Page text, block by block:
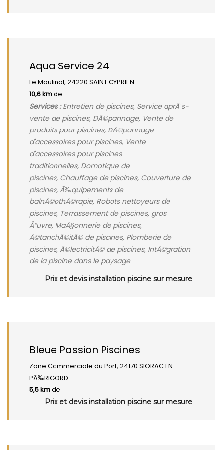
Aqua Service 24
Le Moulinal, 24220 SAINT CYPRIEN
10,6 kmde
Services :Entretien de piscines, Service aprÃ¨s-
vente de piscines, DÃ©pannage, Vente de
produits pour piscines, DÃ©pannage
d'accessoires pour piscines, Vente
d'accessoires pour piscines
traditionnelles, Domotique de
piscines, Chauffage de piscines, Couverture de
piscines, Ã‰quipements de
balnÃ©othÃ©rapie, Robots nettoyeurs de
piscines, Terrassement de piscines, gros
Å“uvre, MaÃ§onnerie de piscines,
Ã©tanchÃ©itÃ© de piscines, Plomberie de
piscines, Ã©lectricitÃ© de piscines, IntÃ©gration
de la piscine dans le paysage
Prix et devis installation piscine sur mesure
Bleue Passion Piscines
Zone Commerciale du Port, 24170 SIORAC EN
PÃ‰RIGORD
5,5 kmde
Prix et devis installation piscine sur mesure